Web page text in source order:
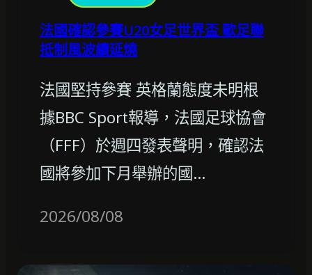
法國確認參賽U20女足世界盃 歐足聯
抵制風波續延燒
法國堅持參賽 英格蘭態度未明根
據BBC Sport報導，法國足球協會
（FFF）於週四發表聲明，確認法
國將參加下月舉辦的國…
2026/08/08